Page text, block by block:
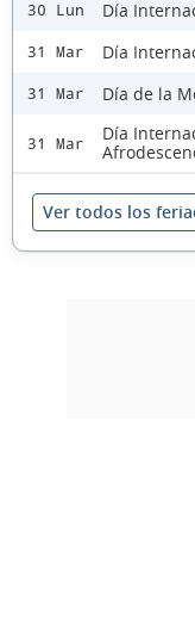
30 Lun Día
31 Mar Día
31 Mar Día de la
31 Mar
Día
Ver todos los